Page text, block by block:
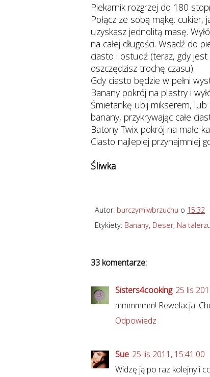
Piekarnik rozgrzej do 180
Połącz ze sobą mąkę. cukier,
uzyskasz jednolitą masę.
na całej długości. Wsadź do
ciasto i ostudź (teraz, gdy
oszczędzisz trochę czasu).
Gdy ciasto będzie w pełni
Banany pokrój na plastry i
Śmietankę ubij mikserem, lub
banany, przykrywając całe
Batony Twix pokrój na małe
Ciasto najlepiej przynajmniej
Śliwka
Autor: burczymiwbrzuchu o 15:32
Etykiety: Banany, Deser, Na talerzu
33 komentarze:
Sisters4cooking 25 lis
mmmmmm! Rewelacja!
Odpowiedz
Sue 25 lis 2011, 15:41:00
Widzę ją po raz kolejny i